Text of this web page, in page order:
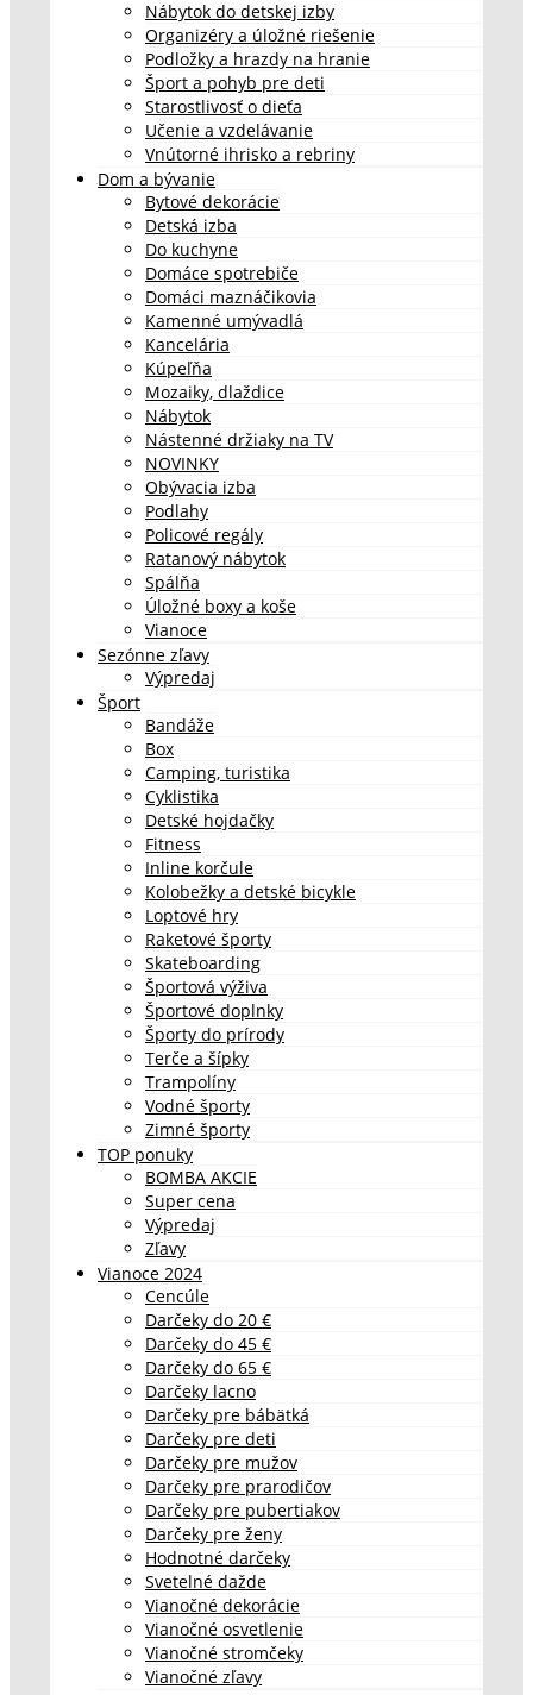
Nábytok do detskej izby
Organizéry a úložné riešenie
Podložky a hrazdy na hranie
Šport a pohyb pre deti
Starostlivosť o dieťa
Učenie a vzdelávanie
Vnútorné ihrisko a rebriny
Dom a bývanie
Bytové dekorácie
Detská izba
Do kuchyne
Domáce spotrebiče
Domáci maznáčikovia
Kamenné umývadlá
Kancelária
Kúpeľňa
Mozaiky, dlaždice
Nábytok
Nástenné držiaky na TV
NOVINKY
Obývacia izba
Podlahy
Policové regály
Ratanový nábytok
Spálňa
Úložné boxy a koše
Vianoce
Sezónne zľavy
Výpredaj
Šport
Bandáže
Box
Camping, turistika
Cyklistika
Detské hojdačky
Fitness
Inline korčule
Kolobežky a detské bicykle
Loptové hry
Raketové športy
Skateboarding
Športová výživa
Športové doplnky
Športy do prírody
Terče a šípky
Trampolíny
Vodné športy
Zimné športy
TOP ponuky
BOMBA AKCIE
Super cena
Výpredaj
Zľavy
Vianoce 2024
Cencúle
Darčeky do 20 €
Darčeky do 45 €
Darčeky do 65 €
Darčeky lacno
Darčeky pre bábätká
Darčeky pre deti
Darčeky pre mužov
Darčeky pre prarodičov
Darčeky pre pubertiakov
Darčeky pre ženy
Hodnotné darčeky
Svetelné dažde
Vianočné dekorácie
Vianočné osvetlenie
Vianočné stromčeky
Vianočné zľavy